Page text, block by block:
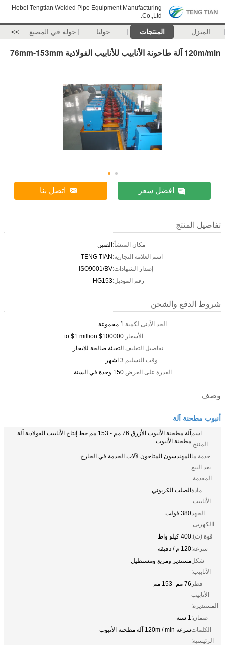
Hebei Tengtian Welded Pipe Equipment Manufacturing
Co.,Ltd.
المنزل المنتجات حولنا جولة في المصنع >>
120m/min آلة طاحونة الأنابيب للأنابيب الفولاذية 76mm-153mm
افضل سعر اتصل بنا
تفاصيل المنتج
مكان المنشأ:الصين
اسم العلامة التجارية:TENG TIAN
إصدار الشهادات:ISO9001/BV
رقم الموديل:HG153
شروط الدفع والشحن
الحد الأدنى لكمية:1 مجموعة
الأسعار:$100000 to $1 million
تفاصيل التغليف:التعبئة صالحة للابحار
وقت التسليم:3 اشهر
القدرة على العرض:150 وحدة في السنة
وصف
أنبوب مطحنة آلة
اسم
المنتج:
آلة مطحنة الأنبوب الأزرق 76 مم - 153 مم خط إنتاج الأنابيب الفولاذية آلة
مطحنة الأنبوب
خدمة ما
بعد البيع
المقدمة:
المهندسون المتاحون لآلات الخدمة في الخارج
مادة
الأنابيب:
الصلب الكربوني
الجهد
االكهربى:
380 فولت
قوة (ث):400 كيلو واط
سرعة:120 م / دقيقة
شكل
الأنابيب:
مستدير ومربع ومستطيل
قطر
الأنابيب
المستديرة:
76 مم -153 مم
ضمان:1 سنة
الكلمات
الرئيسية:
سرعة 120m / min آلة مطحنة الأنبوب